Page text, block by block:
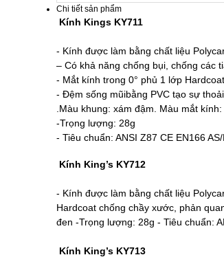
Chi tiết sản phẩm
Kính Kings KY711
- Kính được làm bằng chất liệu
– Có khả năng chống bụi, chống các
- Mắt kính trong 0° phủ 1 lớp
- Đệm sống mũibằng PVC tạo sự
.Màu khung: xám đậm. Màu mắt
-Trọng lượng: 28g
- Tiêu chuẩn: ANSI Z87 CE EN166
Kính King’s KY712
- Kính được làm bằng chất liệu
Hardcoat chống chầy xước, phản
đen -Trọng lượng: 28g - Tiêu chuẩn:
Kính King’s KY713